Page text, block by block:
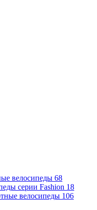
велосипеды 68
серии Fashion 18
велосипеды 106